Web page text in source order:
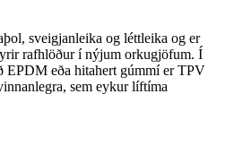
sveigjanleika og léttleika og er
rafhlöður í nýjum orkugjöfum. Í
EPDM eða hitahert gúmmí er TPV
sem eykur líftíma